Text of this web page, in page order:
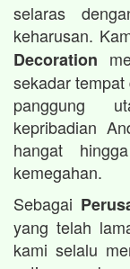
selaras
keharusan.
Decoration
sekadar
panggung
kepribadian
hangat
kemegahan.
Sebagai
yang telah
kami selalu